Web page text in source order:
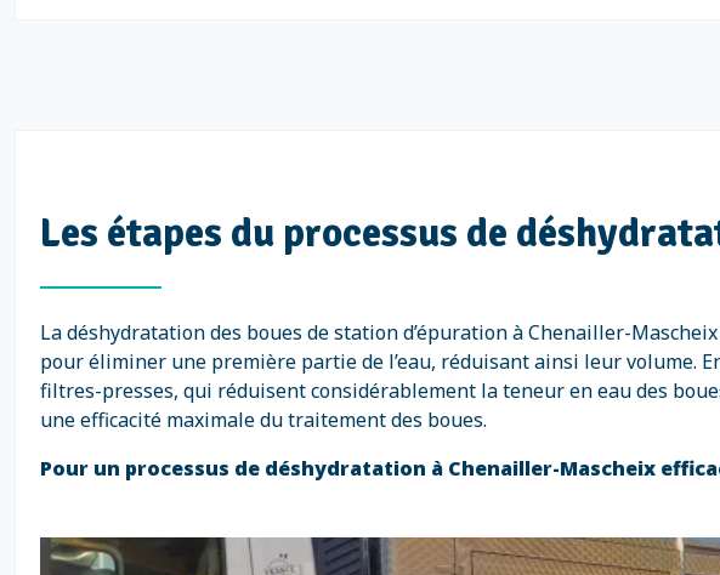
Les étapes du processus de
La déshydratation des boues de station d’épuration à Chenailler-
pour éliminer une première partie de l’eau, réduisant ainsi leur volume.
filtres-presses, qui réduisent considérablement la teneur en eau des
une efficacité maximale du traitement des boues.
Pour un processus de déshydratation à Chenailler-Mascheix